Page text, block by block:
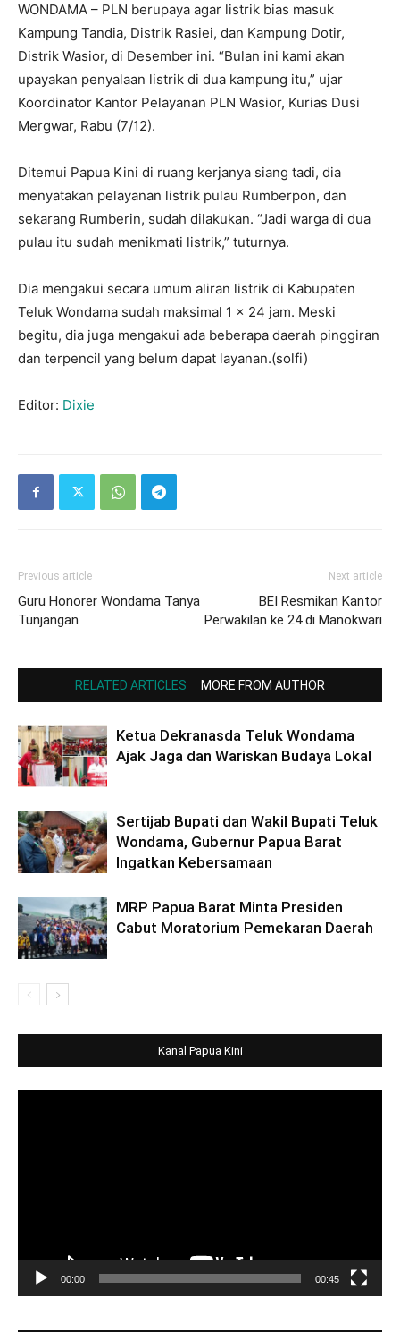
WONDAMA – PLN berupaya agar listrik bias masuk
Kampung Tandia, Distrik Rasiei, dan Kampung Dotir,
Distrik Wasior, di Desember ini. “Bulan ini kami akan
upayakan penyalaan listrik di dua kampung itu,” ujar
Koordinator Kantor Pelayanan PLN Wasior, Kurias Dusi
Mergwar, Rabu (7/12).
Ditemui Papua Kini di ruang kerjanya siang tadi, dia
menyatakan pelayanan listrik pulau Rumberpon, dan
sekarang Rumberin, sudah dilakukan. “Jadi warga di dua
pulau itu sudah menikmati listrik,” tuturnya.
Dia mengakui secara umum aliran listrik di Kabupaten
Teluk Wondama sudah maksimal 1 x 24 jam. Meski
begitu, dia juga mengakui ada beberapa daerah pinggiran
dan terpencil yang belum dapat layanan.(solfi)
Editor: Dixie
Previous article
Guru Honorer Wondama Tanya
Tunjangan
Next article
BEI Resmikan Kantor
Perwakilan ke 24 di Manokwari
RELATED ARTICLES MORE FROM AUTHOR
Ketua Dekranasda Teluk Wondama
Ajak Jaga dan Wariskan Budaya Lokal
Sertijab Bupati dan Wakil Bupati Teluk
Wondama, Gubernur Papua Barat
Ingatkan Kebersamaan
MRP Papua Barat Minta Presiden
Cabut Moratorium Pemekaran Daerah
Kanal Papua Kini
00:00 00:45